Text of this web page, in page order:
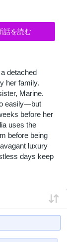
話を読む
detached
her family.
Marine.
easily—but
before her
uses the
before being
luxury
days keep